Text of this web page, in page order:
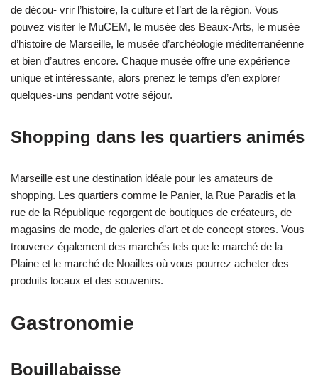
de décou- vrir l’histoire, la culture et l’art de la région. Vous
pouvez visiter le MuCEM, le musée des Beaux-Arts, le musée
d’histoire de Marseille, le musée d’archéologie méditerranéenne
et bien d’autres encore. Chaque musée offre une expérience
unique et intéressante, alors prenez le temps d’en explorer
quelques-uns pendant votre séjour.
Shopping dans les quartiers animés
Marseille est une destination idéale pour les amateurs de
shopping. Les quartiers comme le Panier, la Rue Paradis et la
rue de la République regorgent de boutiques de créateurs, de
magasins de mode, de galeries d’art et de concept stores. Vous
trouverez également des marchés tels que le marché de la
Plaine et le marché de Noailles où vous pourrez acheter des
produits locaux et des souvenirs.
Gastronomie
Bouillabaisse